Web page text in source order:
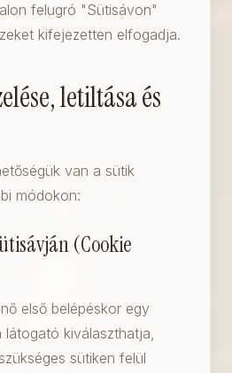
felugró "Sütisávon"
kifejezetten elfogadja.
letiltása és
van a sütik
módokon:
(Cookie
első belépéskor egy
látogató kiválaszthatja,
sütiken felül